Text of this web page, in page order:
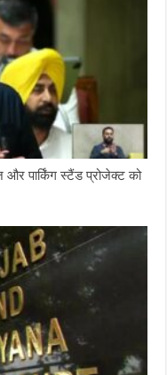
और पार्किंग स्टैंड प्रोजेक्ट को